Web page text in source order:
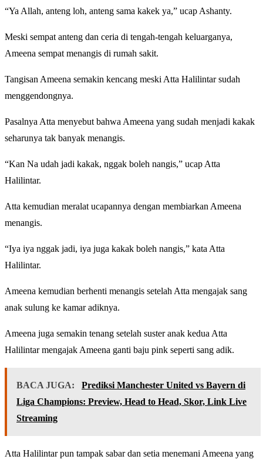
“Ya Allah, anteng loh, anteng sama kakek ya,” ucap Ashanty.
Meski sempat anteng dan ceria di tengah-tengah keluarganya,
Ameena sempat menangis di rumah sakit.
Tangisan Ameena semakin kencang meski Atta Halilintar sudah
menggendongnya.
Pasalnya Atta menyebut bahwa Ameena yang sudah menjadi kakak
seharunya tak banyak menangis.
“Kan Na udah jadi kakak, nggak boleh nangis,” ucap Atta
Halilintar.
Atta kemudian meralat ucapannya dengan membiarkan Ameena
menangis.
“Iya iya nggak jadi, iya juga kakak boleh nangis,” kata Atta
Halilintar.
Ameena kemudian berhenti menangis setelah Atta mengajak sang
anak sulung ke kamar adiknya.
Ameena juga semakin tenang setelah suster anak kedua Atta
Halilintar mengajak Ameena ganti baju pink seperti sang adik.
BACA JUGA:
Prediksi Manchester United vs Bayern di
Liga Champions: Preview, Head to Head, Skor, Link Live
Streaming
Atta Halilintar pun tampak sabar dan setia menemani Ameena yang